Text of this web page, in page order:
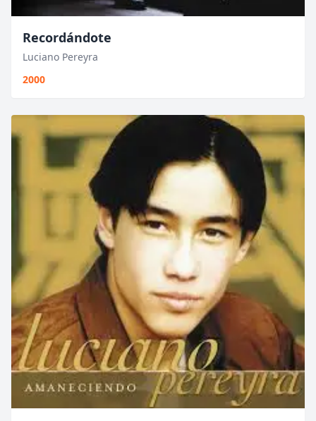
Recordándote
Luciano Pereyra
2000